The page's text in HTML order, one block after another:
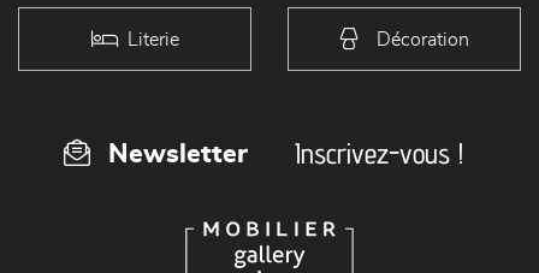
Literie Décoration
Newsletter Inscrivez-vous !